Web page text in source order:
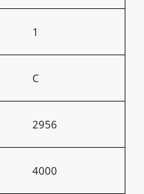
1
C
2956
4000